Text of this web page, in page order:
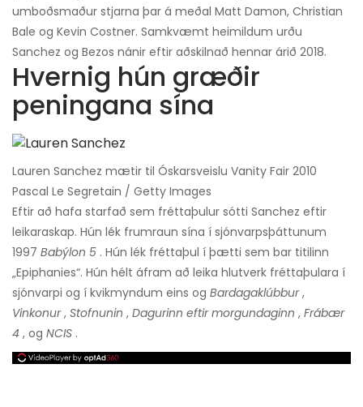
umboðsmaður stjarna þar á meðal Matt Damon, Christian
Bale og Kevin Costner. Samkvæmt heimildum urðu
Sanchez og Bezos nánir eftir aðskilnað hennar árið 2018.
Hvernig hún græðir
peningana sína
Lauren Sanchez mætir til Óskarsveislu Vanity Fair 2010
Pascal Le Segretain / Getty Images
Eftir að hafa starfað sem fréttaþulur sótti Sanchez eftir
leikaraskap. Hún lék frumraun sína í sjónvarpsþáttunum
1997 Babýlon 5 . Hún lék fréttaþul í þætti sem bar titilinn
„Epiphanies“. Hún hélt áfram að leika hlutverk fréttaþulara í
sjónvarpi og í kvikmyndum eins og Bardagaklúbbur,
Vinkonur, Stofnunin , Dagurinn eftir morgundaginn , Frábær
4 , og NCIS .